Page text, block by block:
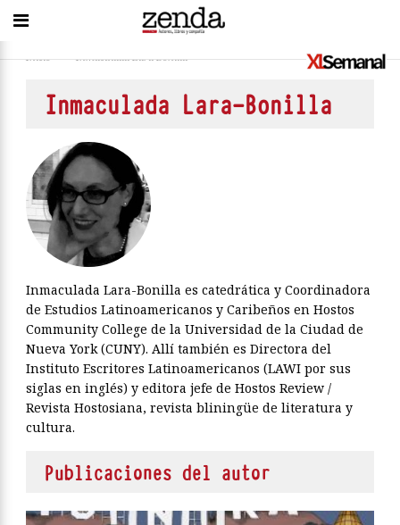
Inicio > Inmaculada Lara-Bonilla
Inmaculada Lara-Bonilla
Inmaculada Lara-Bonilla es catedrática y Coordinadora
de Estudios Latinoamericanos y Caribeños en Hostos
Community College de la Universidad de la Ciudad de
Nueva York (CUNY). Allí también es Directora del
Instituto Escritores Latinoamericanos (LAWI por sus
siglas en inglés) y editora jefe de Hostos Review /
Revista Hostosiana, revista bliningüe de literatura y
cultura.
Publicaciones del autor